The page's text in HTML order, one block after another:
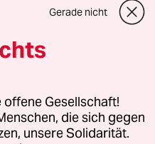
GmbH
Fragen oder für Genehmigungen
Gerade nicht
Gesellschaft!
die sich gegen
unsere Solidarität.